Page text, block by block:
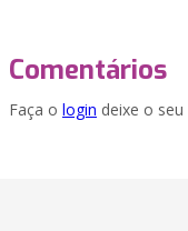
Comentários
Faça o login deixe o